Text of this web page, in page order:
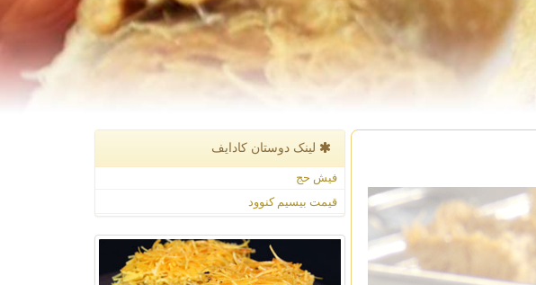
لینک دوستان كادایف
فیش حج
قیمت بیسیم کنوود